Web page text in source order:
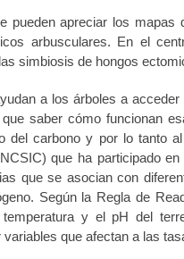
pueden apreciar los mapas
arbusculares. En el
simbiosis de hongos
a los árboles a
saber cómo funcionan
del carbono y por lo tanto
que ha participado
que se asocian con
Según la Regla de
y el pH del
variables que afectan a las